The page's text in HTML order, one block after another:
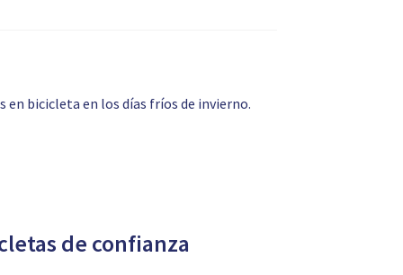
en bicicleta en los días fríos de invierno.
de confianza